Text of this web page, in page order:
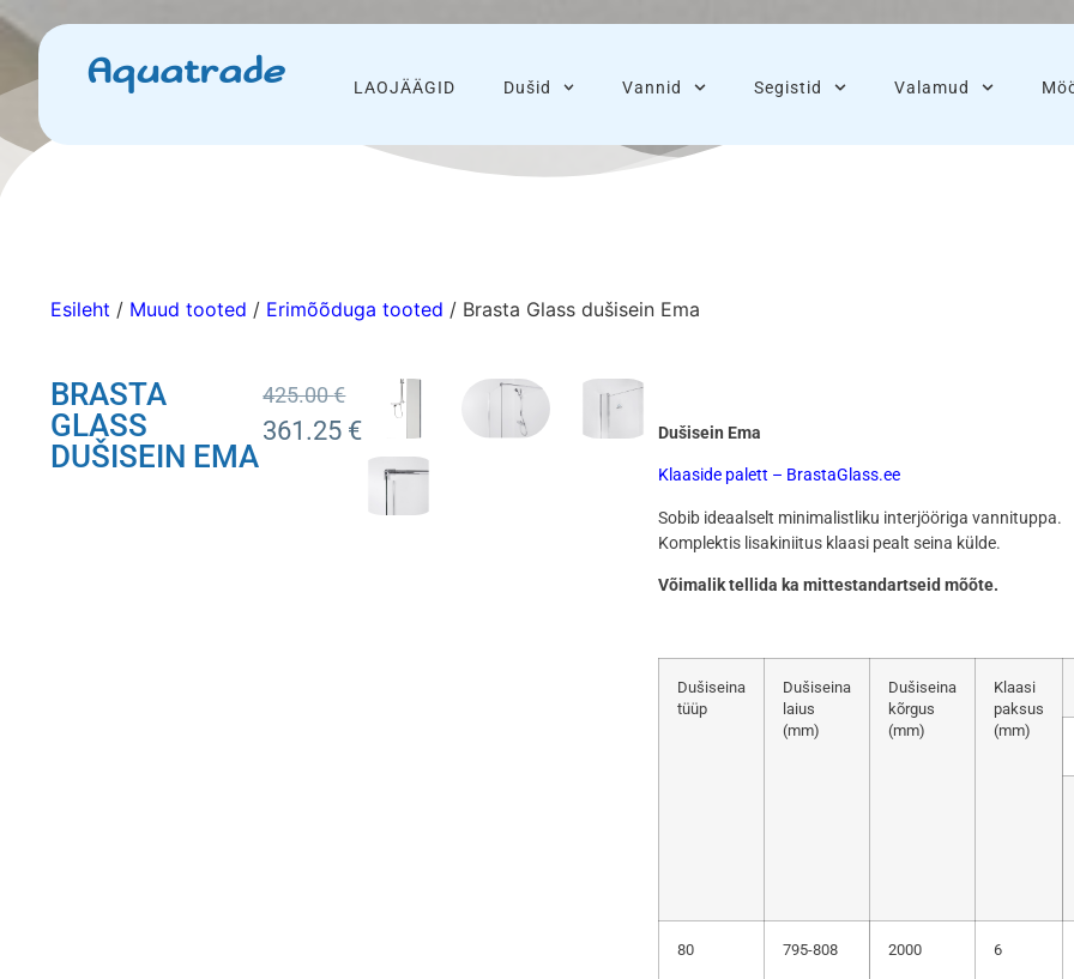
Aquatrade LAOJÄÄGID Dušid Vannid Segistid Valamud
Esileht / Muud tooted / Erimõõduga tooted / Brasta Glass dušisein Ema
BRASTA
GLASS
DUŠISEIN EMA
425.00€
361.25 € Dušisein Ema
Klaaside palett – BrastaGlass.ee
Sobib ideaalselt minimalistliku interjööriga vannituppa.
Komplektis lisakiniitus klaasi pealt seina külde.
Võimalik tellida ka mittestandartseid mõõte.
Dušiseina
tüüp
Dušiseina
laius
(mm)
Dušiseina
kõrgus
(mm)
Klaasi
paksus
(mm)
80 795-808 2000 6